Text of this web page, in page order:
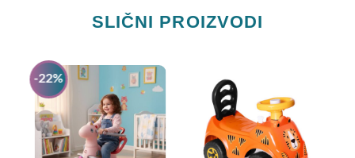
SLIČNI PROIZVODI
-22%